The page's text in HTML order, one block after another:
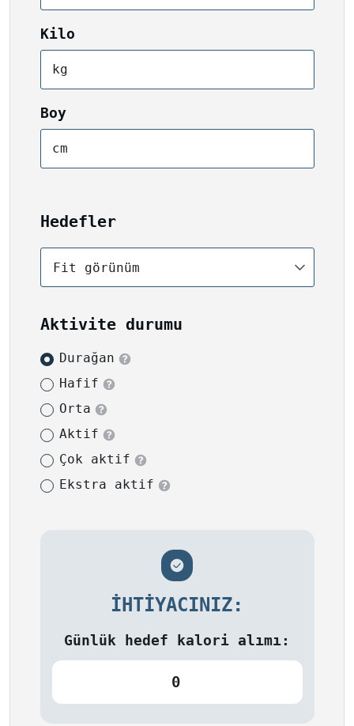
Kilo
kg
Boy
cm
Hedefler
Fit görünüm
Aktivite durumu
Durağan
Hafif
Orta
Aktif
Çok aktif
Ekstra aktif
İHTIYACINIZ:
Günlük hedef kalori alımı:
0